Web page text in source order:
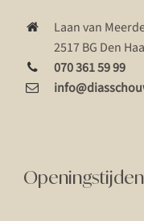
Laan van
2517 BG Den
070 361 59 99
Openingstijden